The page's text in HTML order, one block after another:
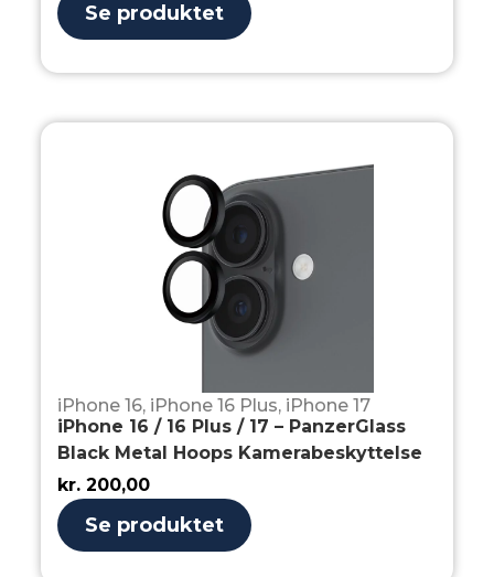
Se produktet
iPhone 16, iPhone 16 Plus, iPhone 17
iPhone 16 / 16 Plus / 17 – PanzerGlass
Black Metal Hoops Kamerabeskyttelse
kr. 200,00
Se produktet